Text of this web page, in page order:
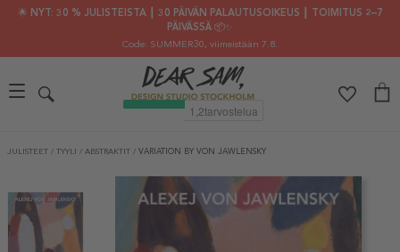
🌟 NYT: 30 % JULISTEISTA ┃ 30 PÄIVÄN PALAUTUSOIKEUS ┃ TOIMITUS 2–7
PÄIVÄSSÄ 📦✨
Code: SUMMER30, viimeistään 7.8.
JULISTEET / TYYLI / ABSTRAKTIT / VARIATION BY VON JAWLENSKY